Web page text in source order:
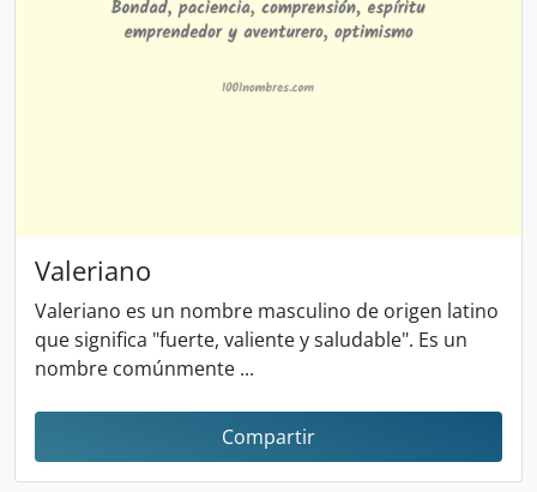
Valeriano
Valeriano es un nombre masculino de origen latino
que significa "fuerte, valiente y saludable". Es un
nombre comúnmente ...
Compartir